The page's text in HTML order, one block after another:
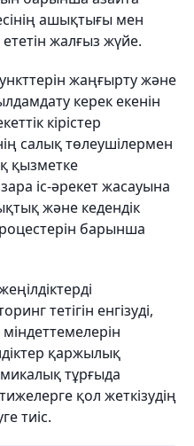
ашықтығы мен
жалғыз жүйе.
жаңғырту және
керек екенін
кірістер
салық төлеушілермен
қызметке
іс-әрекет жасауына
және кедендік
барынша
тетігін енгізуді,
қаржылық
тұрғыда
қол жеткізудің
тиіс.